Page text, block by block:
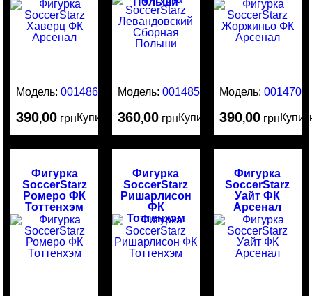
Модель:0014865
390,00 грнКупить
Модель:0014859
360,00 грнКупить
Модель: 0014709
390,00 грн
Фигурка
SoccerStarz
Ромеро ФК
Тоттенхэм
Фигурка
SoccerStarz
Ришарлисон
ФК
Тоттенхэм
Фигурка
SoccerStarz
Уайт ФК
Арсенал